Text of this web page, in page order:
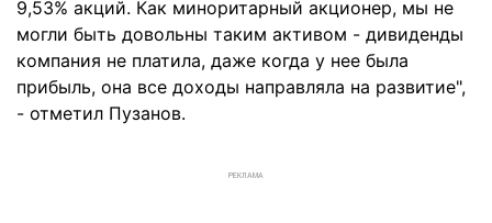
9,53% акций. Как миноритарный акционер, мы не
могли быть довольны таким активом - дивиденды
компания не платила, даже когда у нее была
прибыль, она все доходы направляла на развитие",
- отметил Пузанов.
РЕКЛАМА